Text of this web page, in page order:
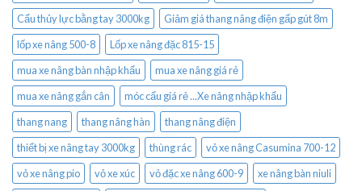
Cẩu thủy lực bằng tay 3000kg
Giảm giá thang nâng điện gấp gút 8m
lốp xe nâng 500-8
Lốp xe nâng đặc 815-15
mua xe nâng bàn nhập khẩu
mua xe nâng giá rẻ
mua xe nâng gắn cân
móc cẩu giá rẻ ...Xe nâng nhập khẩu
thang nang
thang nâng hàn
thang nâng điện
thiết bị xe nâng tay 3000kg
thùng rác
vỏ xe nâng Casumina 700-12
vỏ xe nâng pio
vỏ xe xúc vỏ đặc xe nâng 600-9
xe nâng bàn niuli